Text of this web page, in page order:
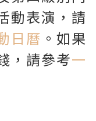
動表演，請
日曆 。如果
，請參考一